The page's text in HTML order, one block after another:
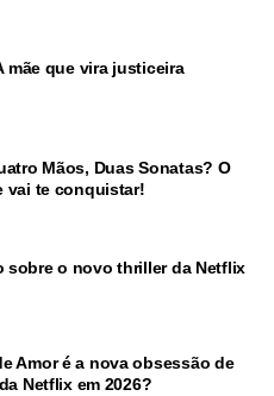
mãe que vira justiceira
Mãos, Duas Sonatas? O
vai te conquistar!
sobre o novo thriller da Netflix
Amor é a nova obsessão de
Netflix em 2026?